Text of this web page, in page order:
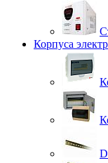
Корпуса